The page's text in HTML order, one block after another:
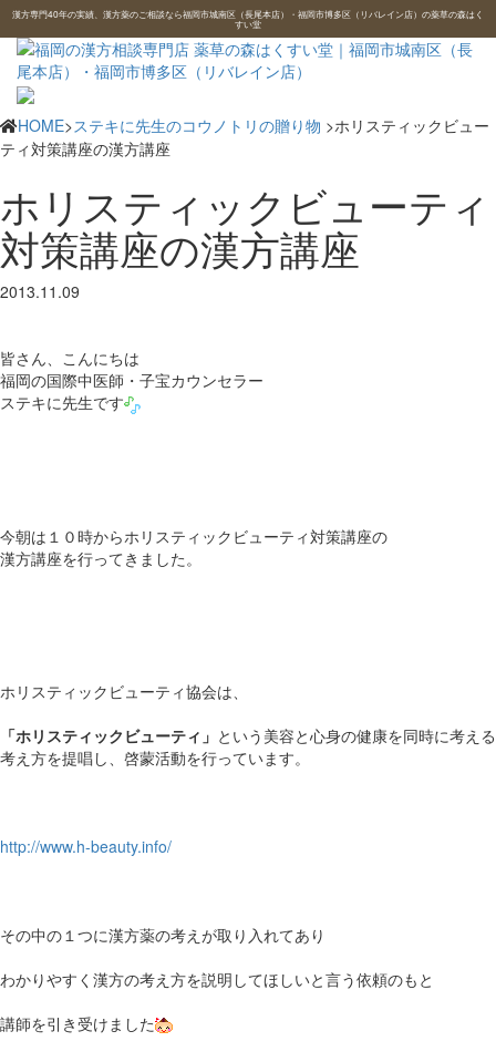
漢方専門40年の実績、漢方薬のご相談なら福岡市城南区（長尾本店）・福岡市博多区（リバレイン店）の薬草の森はく
すい堂
HOME>ステキに先生のコウノトリの贈り物 >ホリスティックビュー
ティ対策講座の漢方講座
ホリスティックビューティ
対策講座の漢方講座
2013.11.09
皆さん、こんにちは
福岡の国際中医師・子宝カウンセラー
ステキに先生です
今朝は１０時からホリスティックビューティ対策講座の
漢方講座を行ってきました。
ホリスティックビューティ協会は、
「ホリスティックビューティ」 という美容と心身の健康を同時に考える
考え方を提唱し、啓蒙活動を行っています。
http://www.h-beauty.info/
その中の１つに漢方薬の考えが取り入れてあり
わかりやすく漢方の考え方を説明してほしいと言う依頼のもと
講師を引き受けました